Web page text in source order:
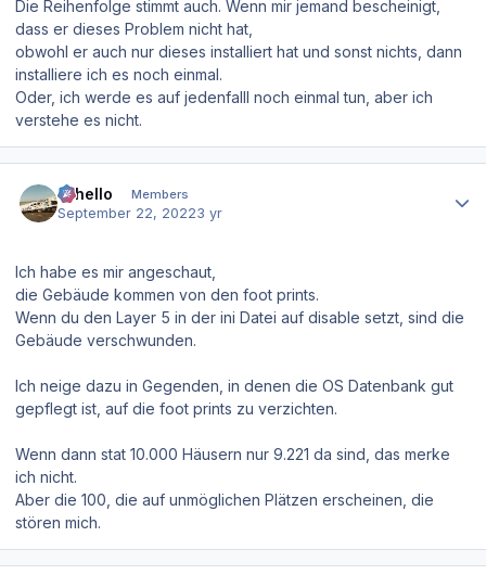
Die Reihenfolge stimmt auch. Wenn mir jemand bescheinigt,
dass er dieses Problem nicht hat,
obwohl er auch nur dieses installiert hat und sonst nichts, dann
installiere ich es noch einmal.
Oder, ich werde es auf jedenfalll noch einmal tun, aber ich
verstehe es nicht.
Othello Members
September 22, 20223 yr
Ich habe es mir angeschaut,
die Gebäude kommen von den foot prints.
Wenn du den Layer 5 in der ini Datei auf disable setzt, sind die
Gebäude verschwunden.
Ich neige dazu in Gegenden, in denen die OS Datenbank gut
gepflegt ist, auf die foot prints zu verzichten.
Wenn dann stat 10.000 Häusern nur 9.221 da sind, das merke
ich nicht.
Aber die 100, die auf unmöglichen Plätzen erscheinen, die
stören mich.